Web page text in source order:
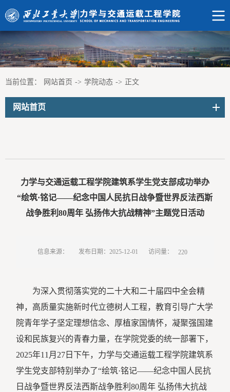
当前位置： 网站首页 -> 学院动态 -> 正文
网站首页
力学与交通运载工程学院建筑系学生党支部成功举办
“绘筑·铭记——纪念中国人民抗日战争暨世界反法西斯
战争胜利80周年 弘扬伟大抗战精神”主题党日活动
信息来源： 发布日期：2025-12-01 访问量： 220
为深入贯彻落实党的二十大和二十届四中全会精
神，高质量实施新时代立德树人工程，教育引导广大学
院青年学子坚定理想信念、厚植家国情怀，凝聚强国建
设和民族复兴的青春力量，在学院党委的统一部署下，
2025年11月27日下午，力学与交通运载工程学院建筑系
学生党支部特别举办了“绘筑·铭记——纪念中国人民抗
日战争暨世界反法西斯战争胜利80周年 弘扬伟大抗战